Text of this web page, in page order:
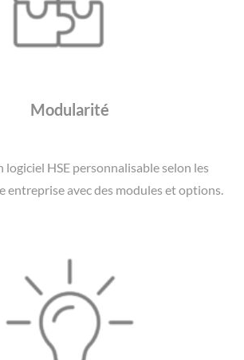
Modularité
logiciel HSE personnalisable selon les
entreprise avec des modules et options.